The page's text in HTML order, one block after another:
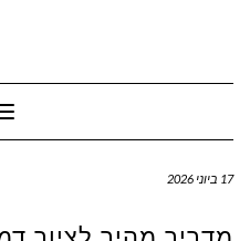
17 ביוני 2026